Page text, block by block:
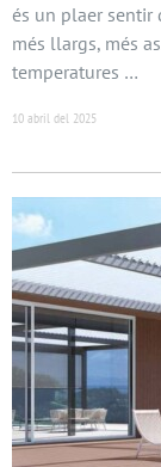
és un plaer sentir
més llargs, més
temperatures …
10 abril del 2025